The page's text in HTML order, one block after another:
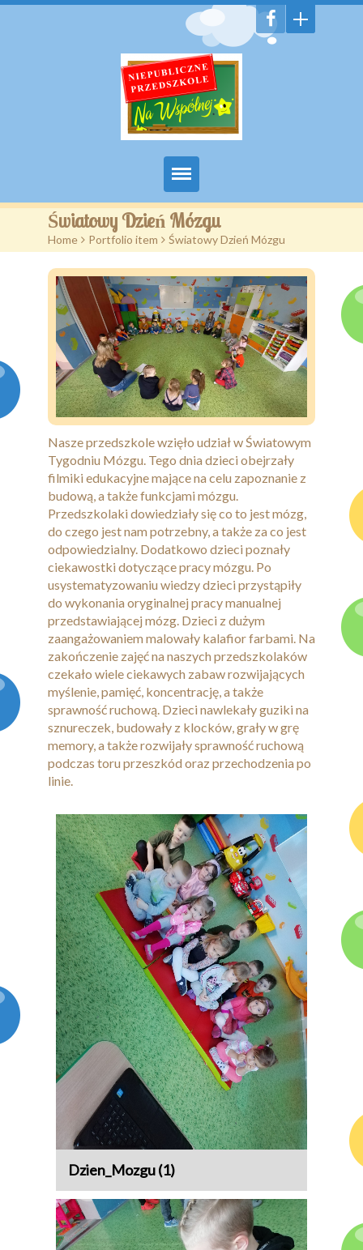
Witamy
Aktualności
Galeria
Features
Pages
Kontakt
Światowy Dzień Mózgu
Home > Portfolio item > Światowy Dzień Mózgu
Nasze przedszkole wzięło udział w Światowym
Tygodniu Mózgu. Tego dnia dzieci obejrzały
filmiki edukacyjne mające na celu zapoznanie z
budową, a także funkcjami mózgu.
Przedszkolaki dowiedziały się co to jest mózg,
do czego jest nam potrzebny, a także za co jest
odpowiedzialny. Dodatkowo dzieci poznały
ciekawostki dotyczące pracy mózgu. Po
usystematyzowaniu wiedzy dzieci przystąpiły
do wykonania oryginalnej pracy manualnej
przedstawiającej mózg. Dzieci z dużym
zaangażowaniem malowały kalafior farbami. Na
zakończenie zajęć na naszych przedszkolaków
czekało wiele ciekawych zabaw rozwijających
myślenie, pamięć, koncentrację, a także
sprawność ruchową. Dzieci nawlekały guziki na
sznureczek, budowały z klocków, grały w grę
memory, a także rozwijały sprawność ruchową
podczas toru przeszkód oraz przechodzenia po
linie.
Dzien_Mozgu (1)